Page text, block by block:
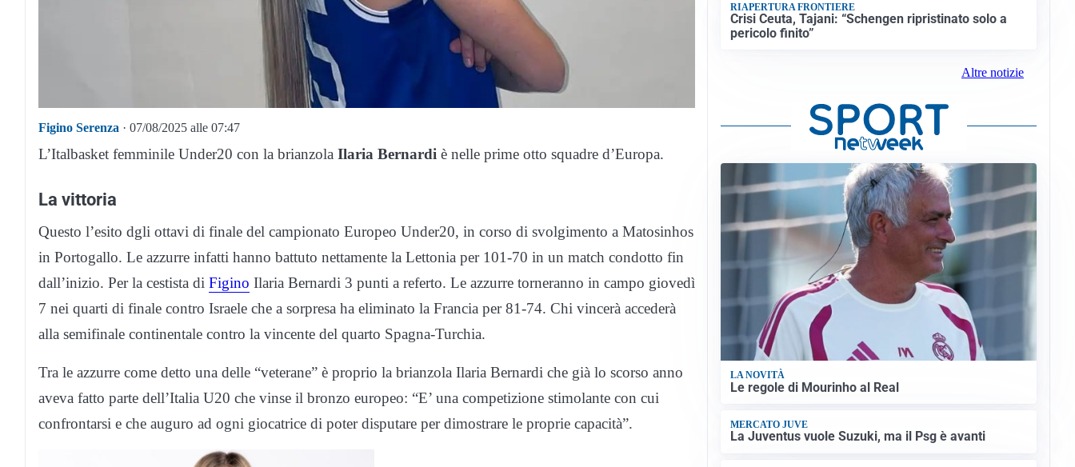
Figino Serenza · 07/08/2025 alle 07:47
L’Italbasket femminile Under20 con la brianzola Ilaria Bernardi è nelle prime otto squadre d’Europa.
La vittoria
Questo l’esito dgli ottavi di finale del campionato Europeo Under20, in corso di svolgimento a Matosinhos
in Portogallo. Le azzurre infatti hanno battuto nettamente la Lettonia per 101-70 in un match condotto fin
dall’inizio. Per la cestista di Figino Ilaria Bernardi 3 punti a referto. Le azzurre torneranno in campo giovedì
7 nei quarti di finale contro Israele che a sorpresa ha eliminato la Francia per 81-74. Chi vincerà accederà
alla semifinale continentale contro la vincente del quarto Spagna-Turchia.
Tra le azzurre come detto una delle “veterane” è proprio la brianzola Ilaria Bernardi che già lo scorso anno
aveva fatto parte dell’Italia U20 che vinse il bronzo europeo: “E’ una competizione stimolante con cui
confrontarsi e che auguro ad ogni giocatrice di poter disputare per dimostrare le proprie capacità”.
RIAPERTURA FRONTIERE
Crisi Ceuta, Tajani: “Schengen ripristinato solo a
pericolo finito”
Altre notizie
LA NOVITÀ
Le regole di Mourinho al Real
MERCATO JUVE
La Juventus vuole Suzuki, ma il Psg è avanti